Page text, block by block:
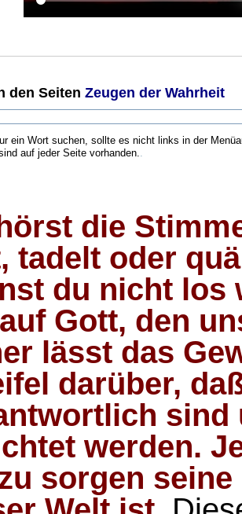
den Seiten Zeugen der Wahrheit
ein Wort suchen, sollte es nicht links in der
auf jeder Seite vorhanden.
die
tadelt oder
du nicht los
Gott, den
lässt das
darüber,
sind
werden.
sorgen